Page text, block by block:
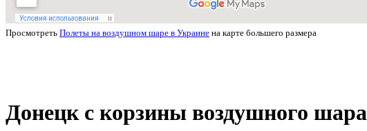
Просмотреть Полеты на воздушном шаре в Украине на карте большего размера
Донецк с корзины воздушного шара